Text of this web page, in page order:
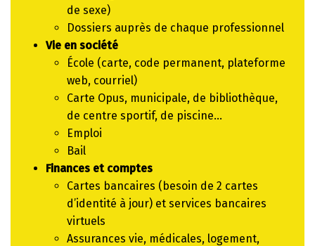
de sexe)
Dossiers auprès de chaque professionnel
Vie en société
École (carte, code permanent, plateforme
web, courriel)
Carte Opus, municipale, de bibliothèque,
de centre sportif, de piscine…
Emploi
Bail
Finances et comptes
Cartes bancaires (besoin de 2 cartes
d’identité à jour) et services bancaires
virtuels
Assurances vie, médicales, logement,